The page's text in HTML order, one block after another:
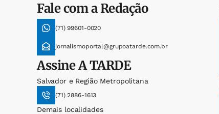
Fale com a Redação
(71) 99601-0020
jornalismoportal@grupoatarde.com.br
AssineA TARDE
Salvador e Região Metropolitana
(71) 2886-1613
Demais localidades